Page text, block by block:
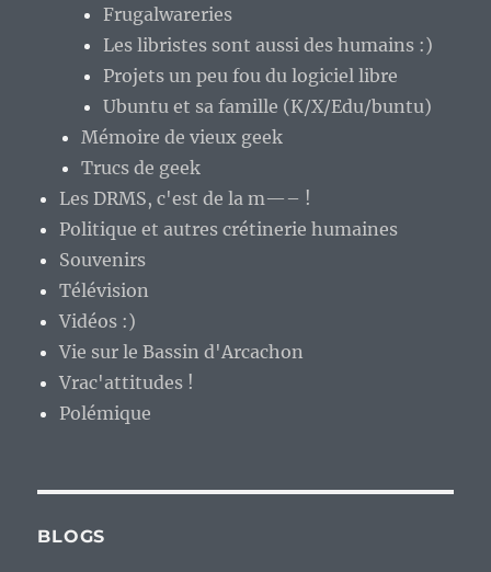
Frugalwareries
Les libristes sont aussi des humains :)
Projets un peu fou du logiciel libre
Ubuntu et sa famille (K/X/Edu/buntu)
Mémoire de vieux geek
Trucs de geek
Les DRMS, c'est de la m—– !
Politique et autres crétinerie humaines
Souvenirs
Télévision
Vidéos :)
Vie sur le Bassin d'Arcachon
Vrac'attitudes !
Polémique
BLOGS